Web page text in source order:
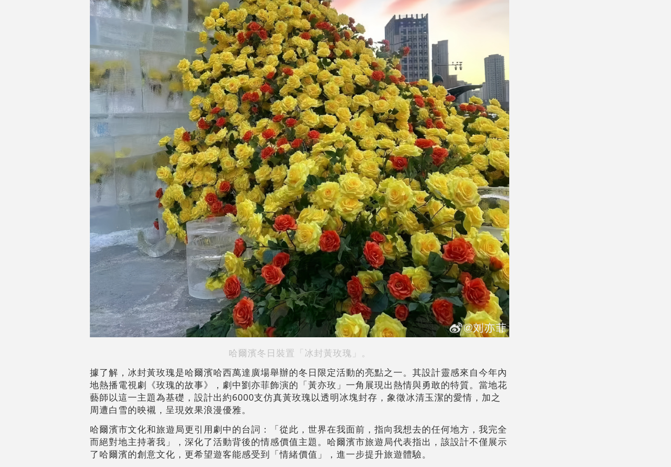
哈爾濱冬日裝置「冰封黃玫瑰」。
據了解，冰封黃玫瑰是哈爾濱哈西萬達廣場舉辦的冬日限定活動的亮點之一。其設計靈感來自今年內
地熱播電視劇《玫瑰的故事》，劇中劉亦菲飾演的「黃亦玫」一角展現出熱情與勇敢的特質。當地花
藝師以這一主題為基礎，設計出約6000支仿真黃玫瑰以透明冰塊封存，象徵冰清玉潔的愛情，加之
周遭白雪的映襯，呈現效果浪漫優雅。
哈爾濱市文化和旅遊局更引用劇中的台詞：「從此，世界在我面前，指向我想去的任何地方，我完全
而絕對地主持著我」，深化了活動背後的情感價值主題。哈爾濱市旅遊局代表指出，該設計不僅展示
了哈爾濱的創意文化，更希望遊客能感受到「情緒價值」，進一步提升旅遊體驗。